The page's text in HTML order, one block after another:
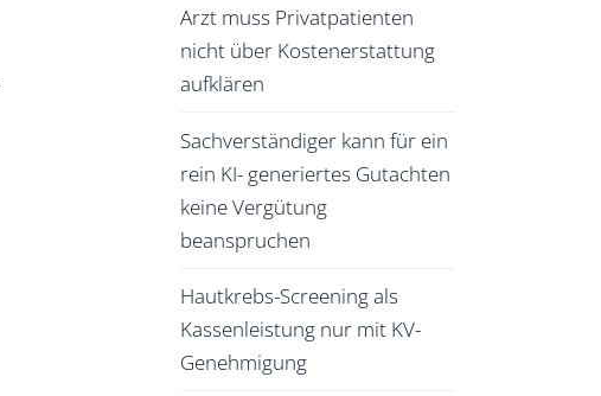
Arzt muss Privatpatienten
nicht über Kostenerstattung
aufklären
Sachverständiger kann für ein
rein KI- generiertes Gutachten
keine Vergütung
beanspruchen
Hautkrebs-Screening als
Kassenleistung nur mit KV-
Genehmigung